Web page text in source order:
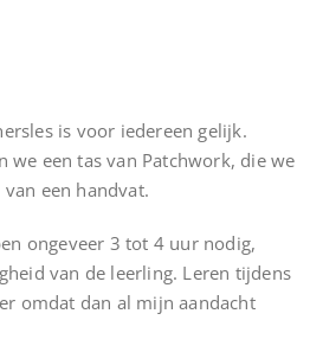
is voor iedereen gelijk.
we een tas van Patchwork, die we
een handvat.
ongeveer 3 tot 4 uur nodig,
van de leerling. Leren tijdens
omdat dan al mijn aandacht